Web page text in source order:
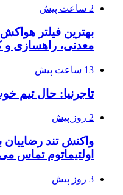
2 ساعت پیش
بهترین فیلتر
معدنی، راهسازی
13 ساعت پیش
تاجرنیا: حال تیم
2 روز پیش
واکنش تند رضاییان
اولتیماتوم تماس
3 روز پیش